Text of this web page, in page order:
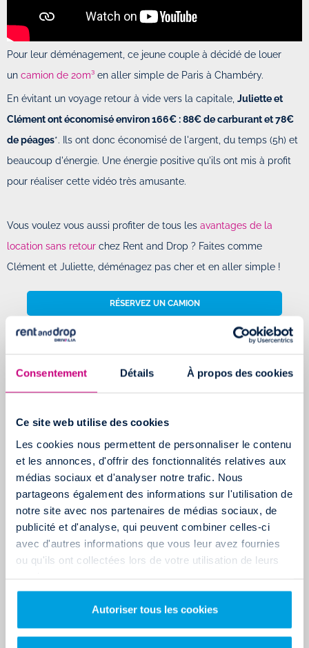
Consentement Détails À propos des cookies
Ce site web utilise des cookies
Les cookies nous permettent de personnaliser le contenu
et les annonces, d'offrir des fonctionnalités relatives aux
médias sociaux et d'analyser notre trafic. Nous
partageons également des informations sur l'utilisation de
notre site avec nos partenaires de médias sociaux, de
publicité et d'analyse, qui peuvent combiner celles-ci
avec d'autres informations que vous leur avez fournies
ou qu'ils ont collectées lors de votre utilisation de leurs
Autoriser tous les cookies
Pour leur déménagement, ce jeune couple à décidé de louer
un camion de 20m³ en aller simple de Paris à Chambéry.
En évitant un voyage retour à vide vers la capitale, Juliette et
Clément ont économisé environ 166€ : 88€ de carburant et 78€
de péages*. Ils ont donc économisé de l'argent, du temps (5h) et
beaucoup d'énergie. Une énergie positive qu'ils ont mis à profit
pour réaliser cette vidéo très amusante.
Vous voulez vous aussi profiter de tous les avantages de la
location sans retour chez Rent and Drop ? Faites comme
Clément et Juliette, déménagez pas cher et en aller simple !
RÉSERVEZ UN CAMION
diesel avec une consommation moyenne de 10L/100km
LOUEZ UN CAMION EN ALLER SIMPLE